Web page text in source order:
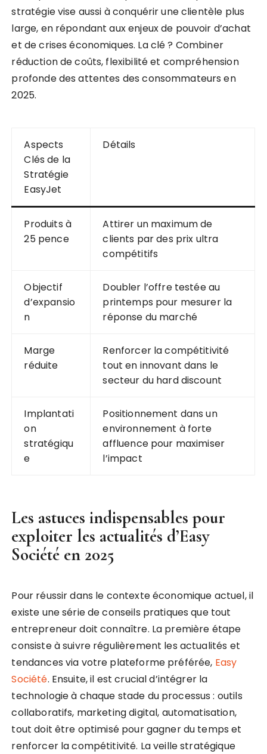
stratégie vise aussi à conquérir une clientèle plus
large, en répondant aux enjeux de pouvoir d’achat
et de crises économiques. La clé ? Combiner
réduction de coûts, flexibilité et compréhension
profonde des attentes des consommateurs en
2025.
Aspects
Clés de la
Stratégie
EasyJet
Détails
Produits à
25 pence
Attirer un maximum de
clients par des prix ultra
compétitifs
Objectif
d’expansio
n
Doubler l’offre testée au
printemps pour mesurer la
réponse du marché
Marge
réduite
Renforcer la compétitivité
tout en innovant dans le
secteur du hard discount
Implantati
on
stratégiqu
e
Positionnement dans un
environnement à forte
affluence pour maximiser
l’impact
Les astuces indispensables pour
exploiter les actualités d’Easy
Société en 2025
Pour réussir dans le contexte économique actuel, il
existe une série de conseils pratiques que tout
entrepreneur doit connaître. La première étape
consiste à suivre régulièrement les actualités et
tendances via votre plateforme préférée, Easy
Société. Ensuite, il est crucial d’intégrer la
technologie à chaque stade du processus : outils
collaboratifs, marketing digital, automatisation,
tout doit être optimisé pour gagner du temps et
renforcer la compétitivité. La veille stratégique